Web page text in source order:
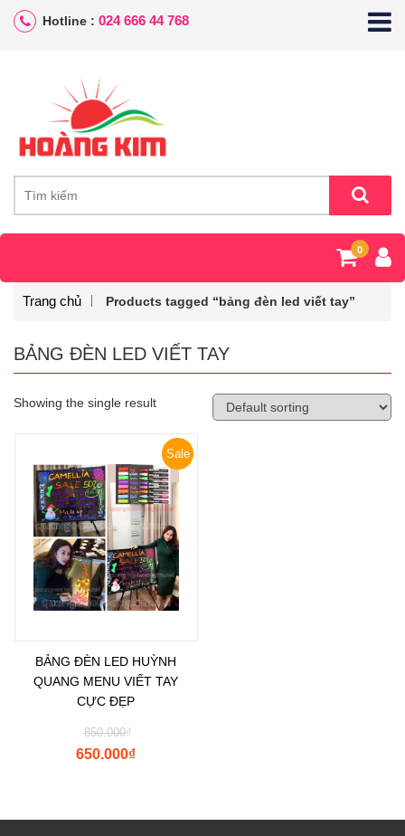
Hotline : 024 666 44 768
0
Trang chủ Products tagged “bảng đèn led viết tay”
BẢNG ĐÈN LED VIẾT TAY
Showing the single result
Sale
BẢNG ĐÈN LED HUỲNH
QUANG MENU VIẾT TAY
CỰC ĐẸP
₫
850.000
₫
650.000